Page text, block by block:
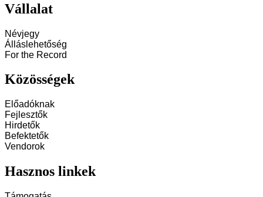
Vállalat
Névjegy
Álláslehetőség
For the Record
Közösségek
Előadóknak
Fejlesztők
Hirdetők
Befektetők
Vendorok
Hasznos linkek